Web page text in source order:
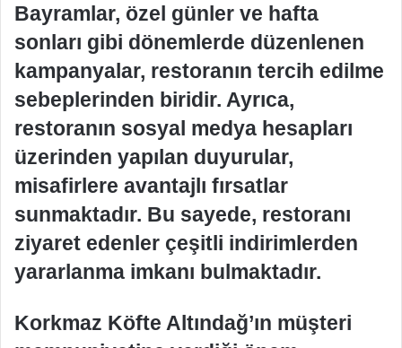
Bayramlar, özel günler ve hafta
sonları gibi dönemlerde düzenlenen
kampanyalar, restoranın tercih edilme
sebeplerinden biridir. Ayrıca,
restoranın sosyal medya hesapları
üzerinden yapılan duyurular,
misafirlere avantajlı fırsatlar
sunmaktadır. Bu sayede, restoranı
ziyaret edenler çeşitli indirimlerden
yararlanma imkanı bulmaktadır.
Korkmaz Köfte Altındağ’ın müşteri